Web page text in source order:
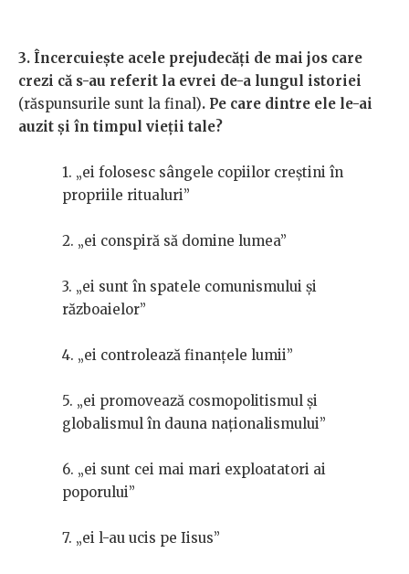
3. Încercuiește acele prejudecăți de mai jos care
crezi că s-au referit la evrei de-a lungul istoriei
(răspunsurile sunt la final). Pe care dintre ele le-ai
auzit și în timpul vieții tale?
1. „ei folosesc sângele copiilor creștini în
propriile ritualuri”
2. „ei conspiră să domine lumea”
3. „ei sunt în spatele comunismului și
războaielor”
4. „ei controlează finanțele lumii”
5. „ei promovează cosmopolitismul și
globalismul în dauna naționalismului”
6. „ei sunt cei mai mari exploatatori ai
poporului”
7. „ei l-au ucis pe Iisus”